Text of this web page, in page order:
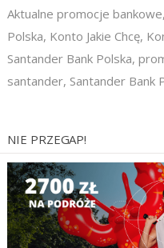
Aktualne promocje bankowe,
Polska, Konto Jakie Chcę,
Santander Bank Polska,
santander, Santander Bank
NIE PRZEGAP!